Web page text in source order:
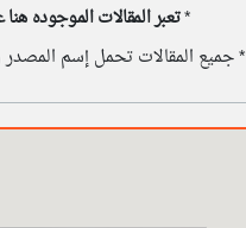
*تعبر المقالات الموجوده
* جميع المقالات تحمل إسم المصدر و